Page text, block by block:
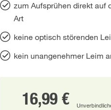
zum Aufsprühen direkt auf
Art
keine optisch störenden
kein unangenehmer Leim
16,99 €